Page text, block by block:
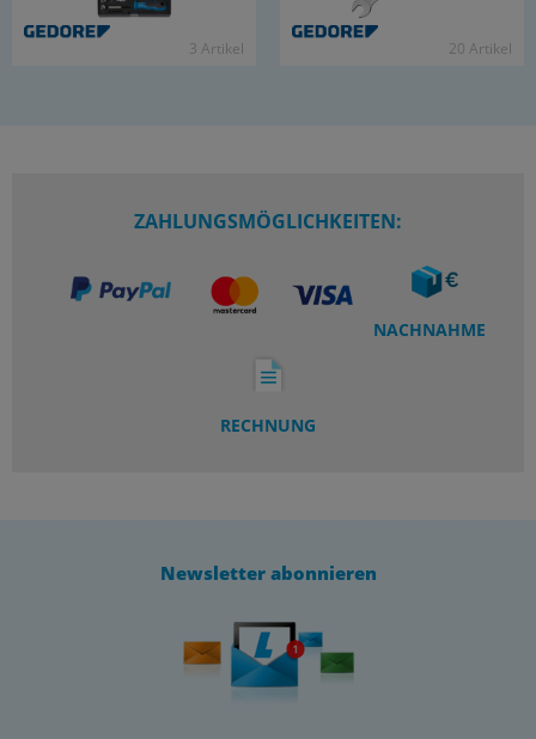
3 Ar­ti­kel 20 Ar­ti­kel
ZAHLUNGSMÖGLICHKEITEN:
NACHNAHME
RECHNUNG
Newsletter abonnieren